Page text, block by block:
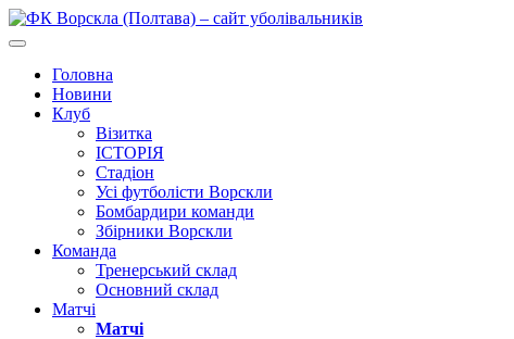
Головна
Новини
Клуб
Візитка
ІСТОРІЯ
Стадіон
Усі футболісти Ворскли
Бомбардири команди
Збірники Ворскли
Команда
Тренерський склад
Основний склад
Матчі
Матчі